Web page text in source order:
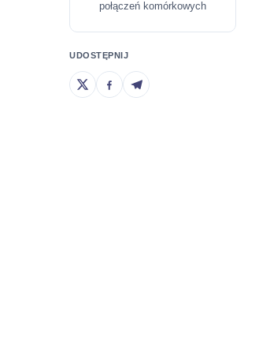
połączeń komórkowych
UDOSTĘPNIJ